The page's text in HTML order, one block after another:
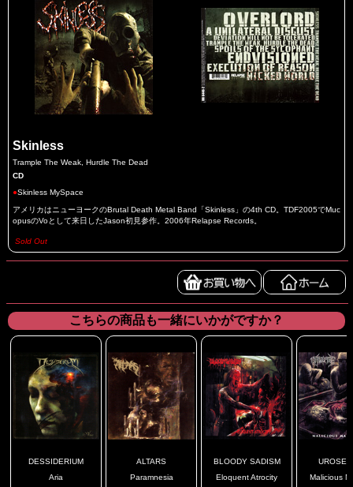
Skinless
Trample The Weak, Hurdle The Dead
CD
●Skinless MySpace
アメリカはニューヨークのBrutal Death Metal Band「Skinless」の4th CD。TDF2005でMuc
opusのVoとして来日したJason初見参作。2006年Relapse Records。
Sold Out
こちらの商品も一緒にいかがですか？
DESSIDERIUM
Aria
ALTARS
Paramnesia
BLOODY SADISM
Eloquent Atrocity
Malicious